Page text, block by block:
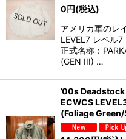
0円(税込)
アメリカ軍のレ
LEVEL7 レベル7
正式名称：
(GEN III) …
’00s Deadstock
ECWCS
(Foliage